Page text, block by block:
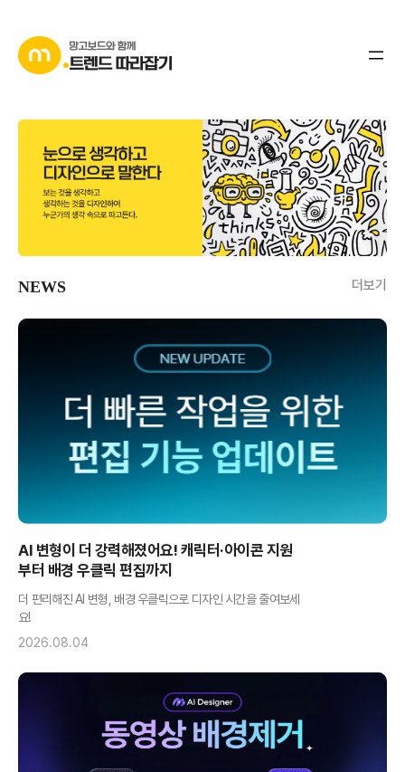
NEWS 더보기
AI 변형이 더 강력해졌어요! 캐릭터·아이콘 지원
부터 배경 우클릭 편집까지
더 편리해진 AI 변형, 배경 우클릭으로 디자인 시간을 줄여보세
요!
2026.08.04